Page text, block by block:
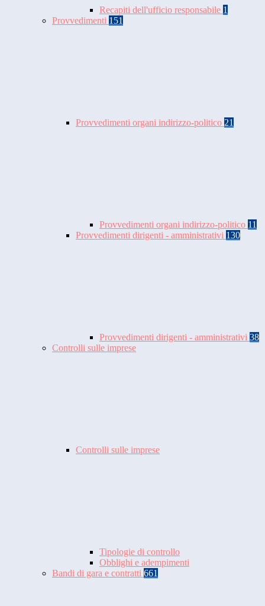
Recapiti dell'ufficio responsabile 1
Provvedimenti 151
Provvedimenti organi indirizzo-politico 21
Provvedimenti organi indirizzo-politico 11
Provvedimenti dirigenti - amministrativi 130
Provvedimenti dirigenti - amministrativi 38
Controlli sulle imprese
Controlli sulle imprese
Tipologie di controllo
Obblighi e adempimenti
Bandi di gara e contratti 661